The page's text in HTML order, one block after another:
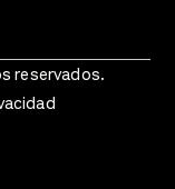
reservados.